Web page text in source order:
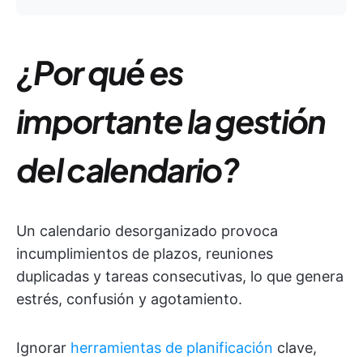
¿Por qué es
importante la gestión
del calendario?
Un calendario desorganizado provoca
incumplimientos de plazos, reuniones
duplicadas y tareas consecutivas, lo que genera
estrés, confusión y agotamiento.
Ignorar herramientas de planificación clave,